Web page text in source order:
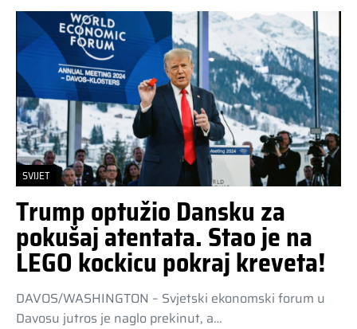
SVIJET
Trump optužio Dansku za
pokušaj atentata. Stao je na
LEGO kockicu pokraj kreveta!
DAVOS/WASHINGTON – Svjetski ekonomski forum u
Davosu jutros je naglo prekinut, a…